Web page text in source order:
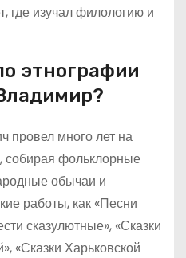
где изучал филологию и
этнографии
провел много лет на
собирая фольклорные
обычаи и
работы, как «Песни
сказулютные», «Сказки
«Сказки Харьковской